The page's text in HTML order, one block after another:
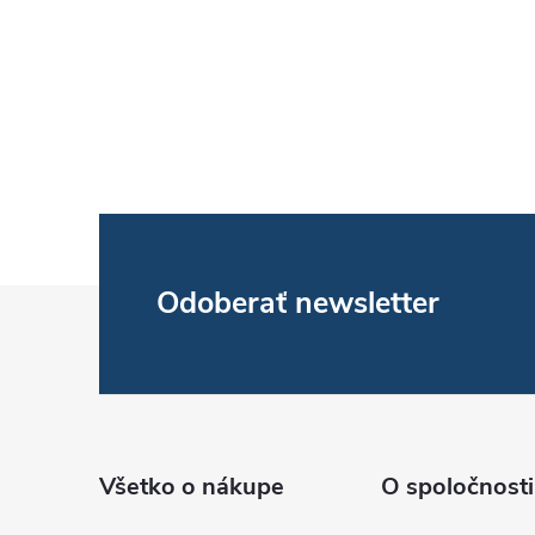
r
Odoberať newsletter
Všetko o nákupe O spoločnosti